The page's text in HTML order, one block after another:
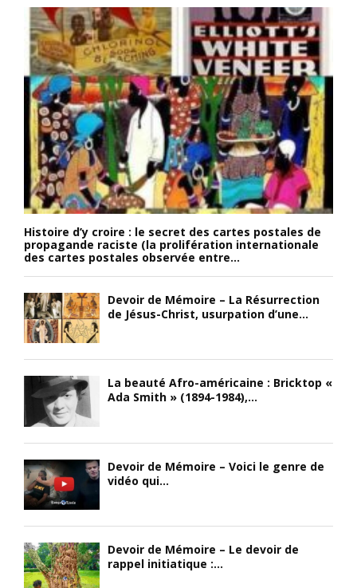
Histoire d’y croire : le secret des cartes postales de
propagande raciste (la prolifération internationale
des cartes postales observée entre...
Devoir de Mémoire – La Résurrection
de Jésus-Christ, usurpation d’une...
La beauté Afro-américaine : Bricktop «
Ada Smith » (1894-1984),...
Devoir de Mémoire – Voici le genre de
vidéo qui...
Devoir de Mémoire – Le devoir de
rappel initiatique :...